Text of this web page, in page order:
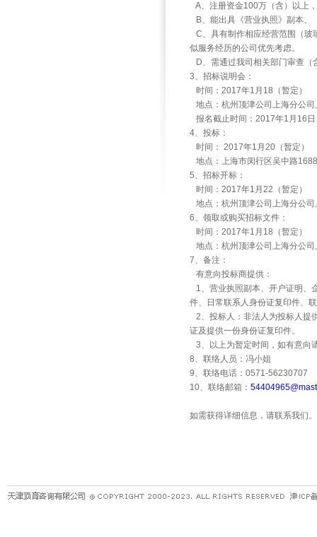
A、注册资金100万（含）以上
B、能出具《营业执照》副本、
C、具有制作相应经营范围（
似服务经历的公司优先考虑。
D、需通过我司相关部门审查（
3、招标说明会：
时间： 2017年1 月 18 （暂定）
地点：杭州顶津公司上海分公
报名截止时间： 2017年1 月 16 日
4、投标：
时间： 2017年1 月 20 （暂定）
地点：上海市闵行区吴中路1688
5、招标开标：
时间： 2017年1 月 22 （暂定）
地点：杭州顶津公司上海分公
6、领取或购买招标文件：
时间： 2017年1 月 18 （暂定）
地点：杭州顶津公司上海分公
7、备注：
有意向投标商提供：
1、营业执照副本、开户证明、
件、日常联系人身份证复印件、
2、投标人：非法人为投标人提
证及提供一份身份证复印件。
3、以上为暂定时间，如有意向
8、联络人员：冯小姐
9、联络电话： 0571-56230707
10、联络邮箱：
如需获得详细信息，请联系我们。